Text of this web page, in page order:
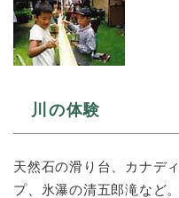
川の体験
天然石の滑り台、カナデ
プ、氷瀑の清五郎滝など。